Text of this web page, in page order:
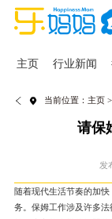
主页 行业新闻
当前位置： 主页>
请保
发
随着现代生活节奏的加
务。保姆工作涉及许多